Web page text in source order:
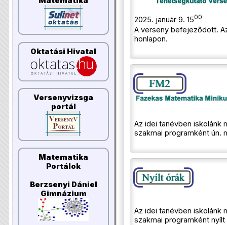
Oktatási Hivatal
Versenyvizsga
portál
Matematika
Portálok
Berzsenyi Dániel
Gimnázium
2025. január 9. 1500
A verseny befejeződött.
honlapon.
Az idei tanévben iskolánk
szakmai programként ún.
Az idei tanévben iskolánk
szakmai programként